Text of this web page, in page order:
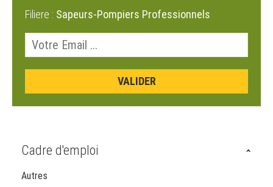
Filiere : Sapeurs-Pompiers Professionnels
Cadre d'emploi
Autres